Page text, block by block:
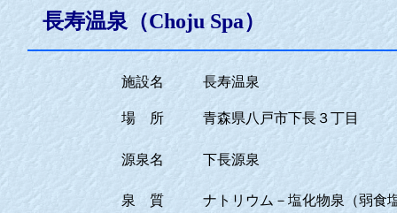
長寿温泉（Choju Spa）
施設名 長寿温泉
場 所 青森県八戸市下長３丁目
源泉名 下長源泉
泉 質 ナトリウム－塩化物泉（弱食